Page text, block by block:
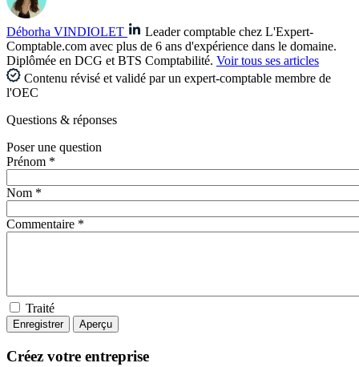
Déborha VINDIOLET
Leader comptable chez L'Expert-
Comptable.com avec plus de 6 ans d'expérience dans le domaine.
Diplômée en DCG et BTS Comptabilité. Voir tous ses articles
Contenu révisé et validé par un expert-comptable membre de
l'OEC
Questions & réponses
Poser une question
Prénom *
Nom *
Commentaire *
Traité
Créez votre entreprise